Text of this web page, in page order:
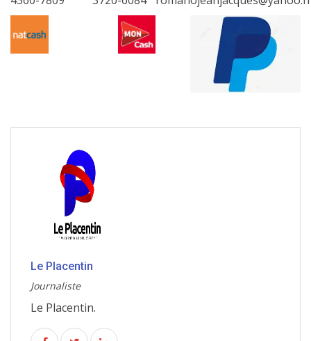
Le Placentin
Journaliste
Le Placentin.